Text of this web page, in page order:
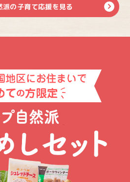
派の子育て応援を見る